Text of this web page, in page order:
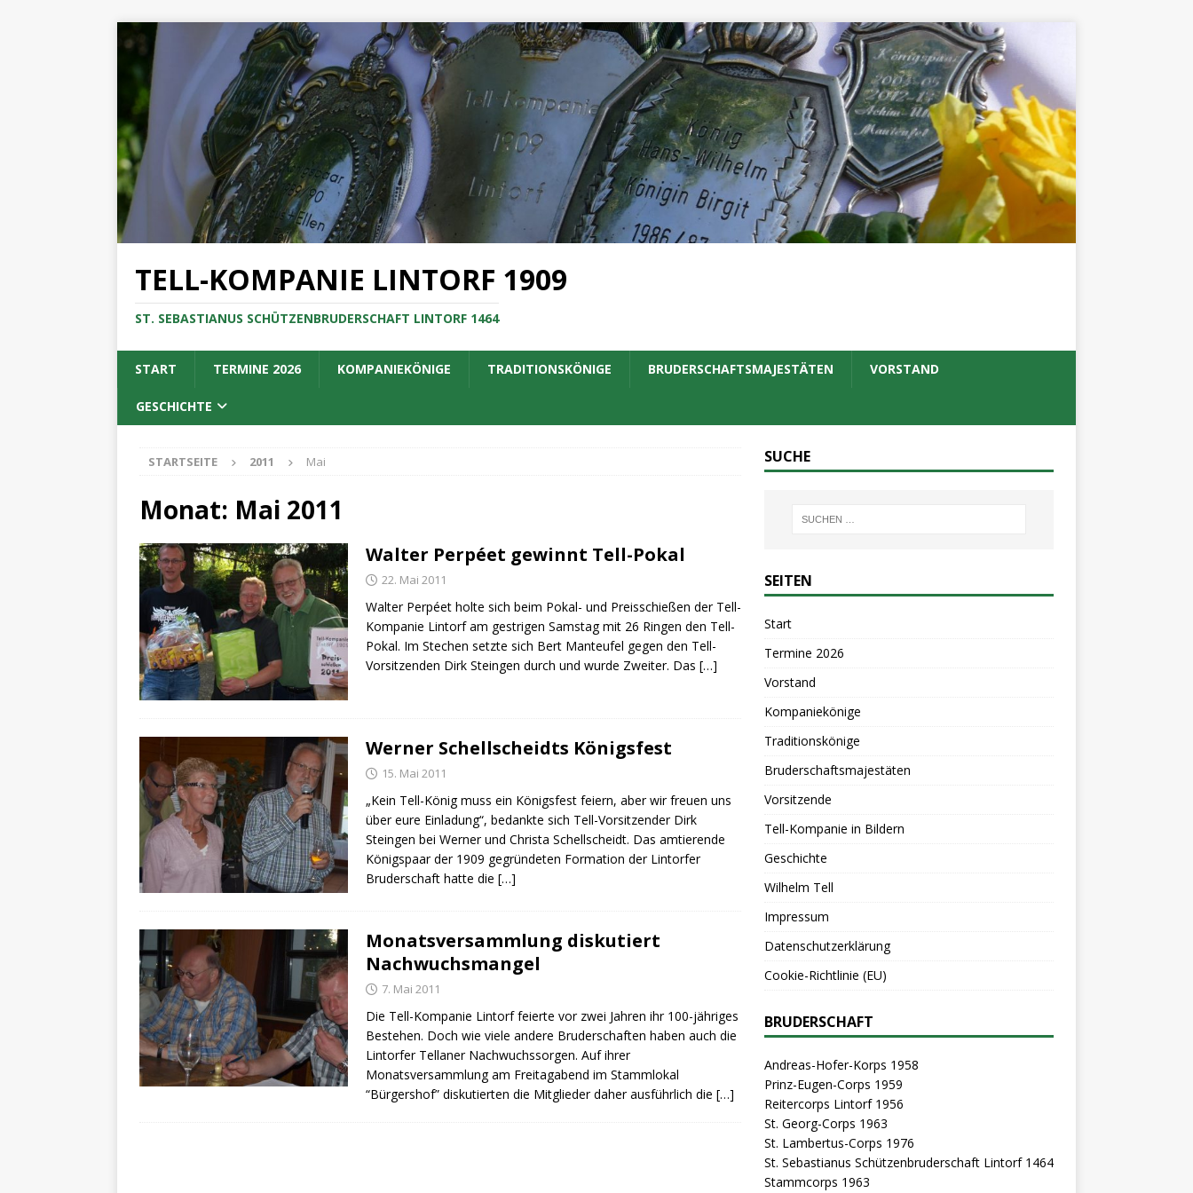
TELL-KOMPANIE LINTORF 1909
ST. SEBASTIANUS SCHÜTZENBRUDERSCHAFT LINTORF 1464
START TERMINE 2026 KOMPANIEKÖNIGE TRADITIONSKÖNIGE BRUDERSCHAFTSMAJESTÄTEN VORSTAND
GESCHICHTE
STARTSEITE 2011 Mai
Monat: Mai 2011
Walter Perpéet gewinnt Tell-Pokal
22. Mai 2011
Walter Perpéet holte sich beim Pokal- und Preisschießen der Tell-
Kompanie Lintorf am gestrigen Samstag mit 26 Ringen den Tell-
Pokal. Im Stechen setzte sich Bert Manteufel gegen den Tell-
Vorsitzenden Dirk Steingen durch und wurde Zweiter. Das […]
Werner Schellscheidts Königsfest
15. Mai 2011
„Kein Tell-König muss ein Königsfest feiern, aber wir freuen uns
über eure Einladung“, bedankte sich Tell-Vorsitzender Dirk
Steingen bei Werner und Christa Schellscheidt. Das amtierende
Königspaar der 1909 gegründeten Formation der Lintorfer
Bruderschaft hatte die […]
Monatsversammlung diskutiert
Nachwuchsmangel
7. Mai 2011
Die Tell-Kompanie Lintorf feierte vor zwei Jahren ihr 100-jähriges
Bestehen. Doch wie viele andere Bruderschaften haben auch die
Lintorfer Tellaner Nachwuchssorgen. Auf ihrer
Monatsversammlung am Freitagabend im Stammlokal
“Bürgershof” diskutierten die Mitglieder daher ausführlich die […]
SUCHE
SEITEN
Start
Termine 2026
Vorstand
Kompaniekönige
Traditionskönige
Bruderschaftsmajestäten
Vorsitzende
Tell-Kompanie in Bildern
Geschichte
Wilhelm Tell
Impressum
Datenschutzerklärung
Cookie-Richtlinie (EU)
BRUDERSCHAFT
Andreas-Hofer-Korps 1958
Prinz-Eugen-Corps 1959
Reitercorps Lintorf 1956
St. Georg-Corps 1963
St. Lambertus-Corps 1976
St. Sebastianus Schützenbruderschaft Lintorf 1464
Stammcorps 1963